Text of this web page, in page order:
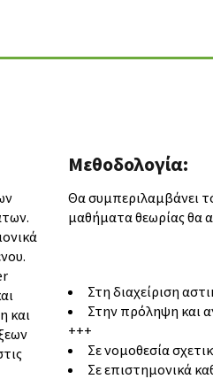
και
Μεθοδολογία:
Θα συμπεριλαμβάνει
μαθήματα θεωρίας θα
Στη διαχείριση
Στην πρόληψη και
+++
Σε νομοθεσία
Σε επιστημονικά